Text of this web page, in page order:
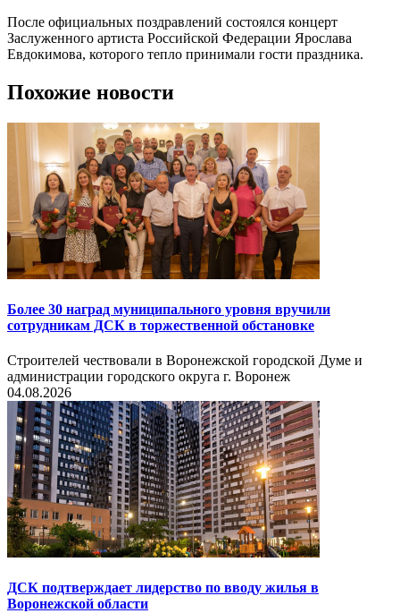
После официальных поздравлений состоялся концерт
Заслуженного артиста Российской Федерации Ярослава
Евдокимова, которого тепло принимали гости праздника.
Похожие новости
Более 30 наград муниципального уровня вручили
сотрудникам ДСК в торжественной обстановке
Строителей чествовали в Воронежской городской Думе и
администрации городского округа г. Воронеж
04.08.2026
ДСК подтверждает лидерство по вводу жилья в
Воронежской области